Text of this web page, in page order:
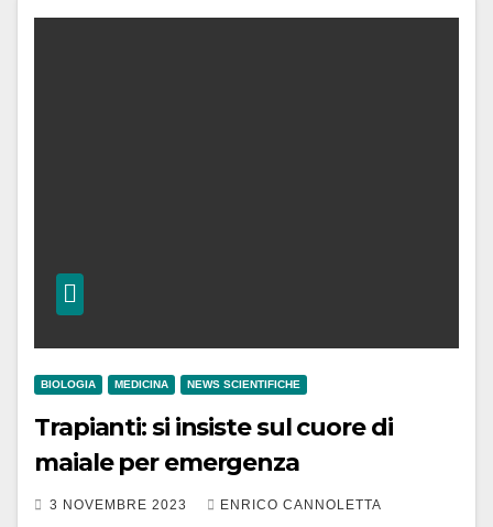
BIOLOGIA MEDICINA NEWS SCIENTIFICHE
Trapianti: si insiste sul cuore di
maiale per emergenza
3 NOVEMBRE 2023 ENRICO CANNOLETTA